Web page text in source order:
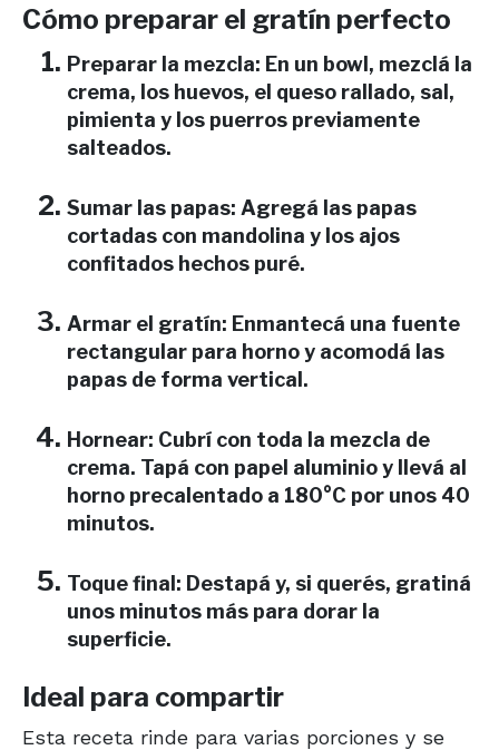
Cómo preparar el gratín perfecto
Preparar la mezcla: En un bowl, mezclá la
crema, los huevos, el queso rallado, sal,
pimienta y los puerros previamente
salteados.
Sumar las papas: Agregá las papas
cortadas con mandolina y los ajos
confitados hechos puré.
Armar el gratín: Enmantecá una fuente
rectangular para horno y acomodá las
papas de forma vertical.
Hornear: Cubrí con toda la mezcla de
crema. Tapá con papel aluminio y llevá al
horno precalentado a 180°C por unos 40
minutos.
Toque final: Destapá y, si querés, gratiná
unos minutos más para dorar la
superficie.
Ideal para compartir
Esta receta rinde para varias porciones y se